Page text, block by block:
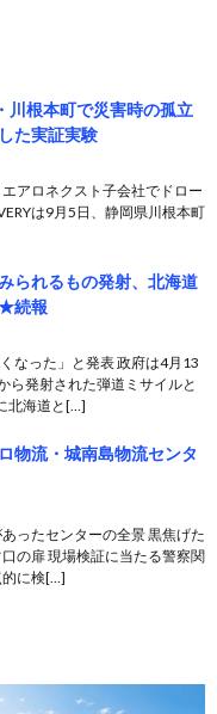
川根本町で災害時の孤立
た実証実験
アロネクスト子会社でドロー
は9月5日、静岡県川根本町
られるもの発射、北海道
続報
なった」と発表 政府は4月13
ら発射された弾道ミサイルと
北海道と[…]
物流・城南島物流センタ
ったセンターの全景 黒焦げた
の扉 現場検証に当たる警察関
的に検[…]